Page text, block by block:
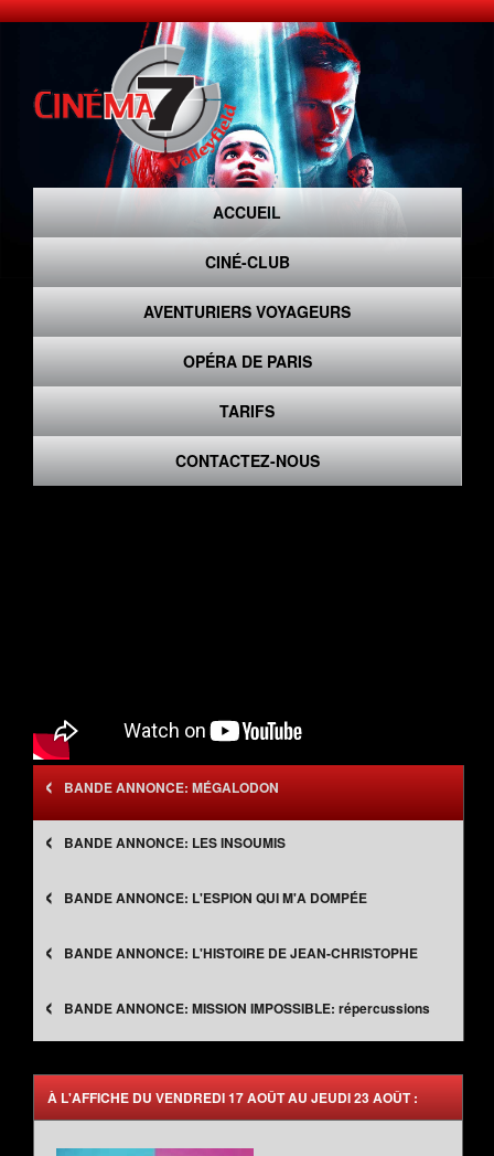
ACCUEIL
CINÉ-CLUB
AVENTURIERS VOYAGEURS
OPÉRA DE PARIS
TARIFS
CONTACTEZ-NOUS
‹ MÉGALODON
‹ LES INSOUMIS
‹ L'ESPION QUI M'A DOMPÉE
‹ L'HISTOIRE DE JEAN-CHRISTOPHE
‹ MISSION IMPOSSIBLE: répercussions
À L'AFFICHE DU VENDREDI 17 AOÛT AU JEUDI 23 AOÛT :